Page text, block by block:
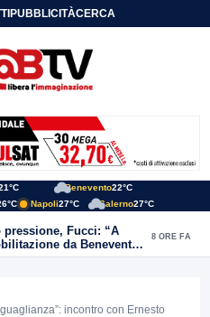
PUBBLICITÀCERCA
Benevento22°C
Napoli27°C Salerno27°C
pressione, Fucci: “A
da Benevento
8 ORE FA
incontro con Ernesto